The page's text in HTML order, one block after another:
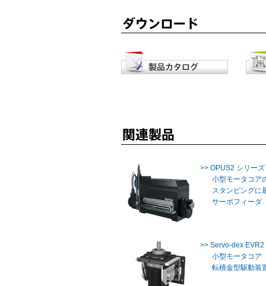
>> OPUS2 シリーズ
小型モータコア
スタンピングに
サーボフィーダ
>> Servo-dex EVR2
小型モータコア
転積金型駆動装